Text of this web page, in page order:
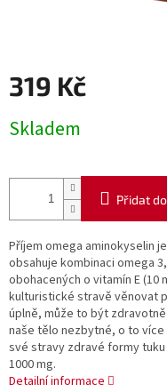
319 Kč
cena:
Skladem
Přidat
Příjem omega aminokyselin
obsahuje kombinaci omega
obohacených o vitamín E (10
kulturistické stravě věnovat
úplně, může to být
naše tělo nezbytné, o to
své stravy zdravé formy
1000 mg.
Detailní informace